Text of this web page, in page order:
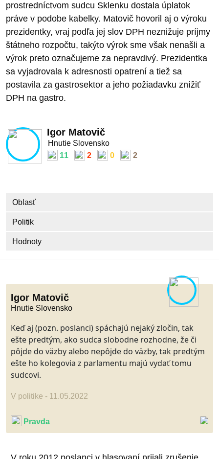
prostredníctvom sudcu Sklenku dostala úplatok
práve v podobe kabelky. Matovič hovoril aj o výroku
prezidentky, vraj podľa jej slov DPH neznižuje príjmy
štátneho rozpočtu, takýto výrok sme však nenašli a
výrok preto označujeme za nepravdivý. Prezidentka
sa vyjadrovala k adresnosti opatrení a tiež sa
postavila za gastrosektor a jeho požiadavku znížiť
DPH na gastro.
Igor Matovič
Hnutie Slovensko
11
2 0 2
Oblasť
Politik
Hodnoty
Igor Matovič
Hnutie Slovensko
Keď aj (pozn. poslanci) spáchajú nejaký zločin, tak
ešte predtým, ako sudca slobodne rozhodne, že či
pôjde do väzby alebo nepôjde do väzby, tak predtým
ešte ho kolegovia z parlamentu majú vydať tomu
sudcovi.
V politike - 11.05.2022
Pravda